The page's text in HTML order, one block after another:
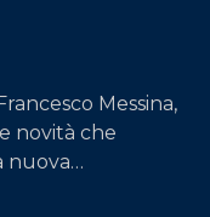
Messina,
novità che
nuova